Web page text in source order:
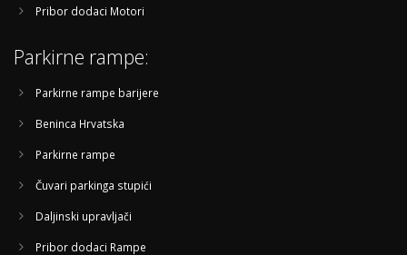
Pribor dodaci Motori
Parkirne rampe:
Parkirne rampe barijere
Beninca Hrvatska
Parkirne rampe
Čuvari parkinga stupići
Daljinski upravljači
Pribor dodaci Rampe